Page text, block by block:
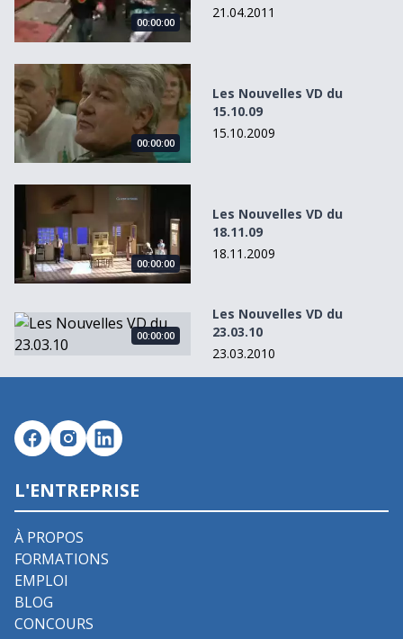
00:00:00
21.04.2011
Les Nouvelles VD du 15.10.09
00:00:00
Les Nouvelles VD du
15.10.09
15.10.2009
Les Nouvelles VD du 18.11.09
00:00:00
Les Nouvelles VD du
18.11.09
18.11.2009
Les Nouvelles VD du 23.03.10
00:00:00
Les Nouvelles VD du
23.03.10
23.03.2010
L'ENTREPRISE
À PROPOS
FORMATIONS
EMPLOI
BLOG
CONCOURS